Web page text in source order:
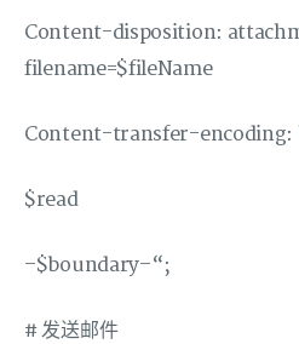
Content-disposition:
filename=$fileName
Content-transfer-encoding:
$read
–$boundary–“;
# 发送邮件